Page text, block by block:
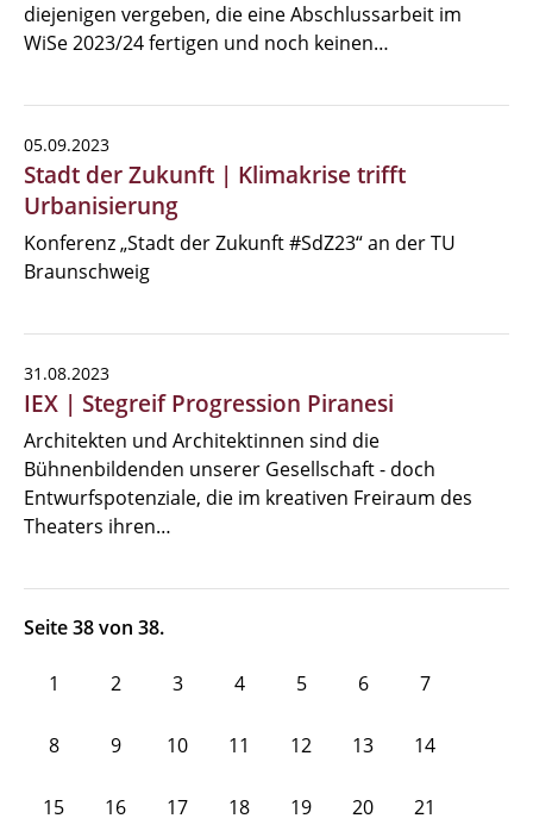
diejenigen vergeben, die eine Abschlussarbeit im
WiSe 2023/24 fertigen und noch keinen…
05.09.2023
Stadt der Zukunft | Klimakrise trifft
Urbanisierung
Konferenz „Stadt der Zukunft #SdZ23“ an der TU
Braunschweig
31.08.2023
IEX | Stegreif Progression Piranesi
Architekten und Architektinnen sind die
Bühnenbildenden unserer Gesellschaft - doch
Entwurfspotenziale, die im kreativen Freiraum des
Theaters ihren…
Seite 38 von 38.
1 2 3 4 5 6 7
8 9 10 11 12 13 14
15 16 17 18 19 20 21